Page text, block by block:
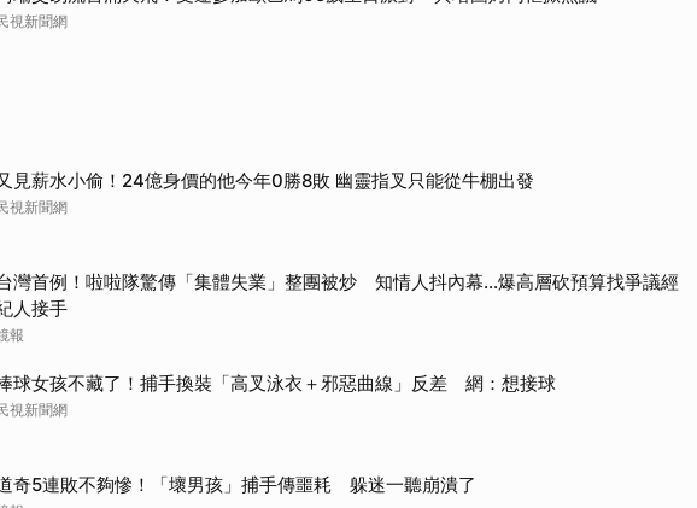
視新聞網
見薪水小偷！24億身價的他今年0勝8敗 幽靈指叉只能從牛棚出發
視新聞網
灣首例！啦啦隊驚傳「集體失業」整團被炒 知情人抖內幕...爆高層砍預算找爭議經
人接手
報
球女孩不藏了！捕手換裝「高叉泳衣＋邪惡曲線」反差 網：想接球
視新聞網
奇5連敗不夠慘！「壞男孩」捕手傳噩耗 躲迷一聽崩潰了